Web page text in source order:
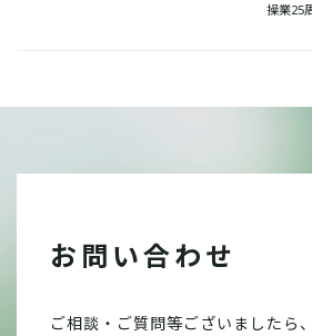
操業25
お問い合わせ
ご相談・ご質問等ございましたら